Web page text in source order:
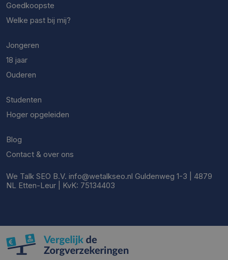
Goedkoopste
Welke past bij mij?
Jongeren
18 jaar
Ouderen
Studenten
Hoger opgeleiden
Blog
Contact & over ons
We Talk SEO B.V. info@wetalkseo.nl Guldenweg 1-3 | 4879
NL Etten-Leur | KvK: 75134403